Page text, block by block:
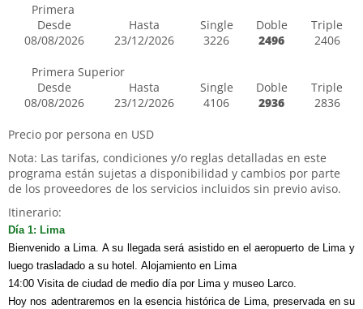
Primera
Desde
Hasta Single Doble
Triple
08/08/2026
23/12/2026 3226 2496 2406
Primera Superior
Desde
Hasta Single Doble
Triple
08/08/2026
23/12/2026 4106 2936 2836
Precio por persona en USD
Nota: Las tarifas, condiciones y/o reglas detalladas en este
programa están sujetas a disponibilidad y cambios por parte
de los proveedores de los servicios incluidos sin previo aviso.
Itinerario:
Día 1: Lima
Bienvenido a Lima. A su llegada será asistido en el aeropuerto de Lima y
luego trasladado a su hotel. Alojamiento en Lima
14:00 Visita de ciudad de medio día por Lima y museo Larco.
Hoy nos adentraremos en la esencia histórica de Lima, preservada en su